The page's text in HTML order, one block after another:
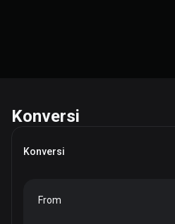
Konversi
Konversi
From